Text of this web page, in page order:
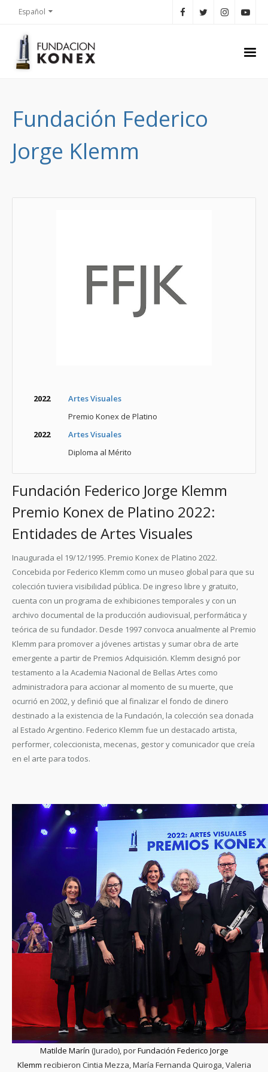
Español
Fundación Federico
Jorge Klemm
2022
Artes Visuales
Premio Konex de Platino
2022
Artes Visuales
Diploma al Mérito
Fundación Federico Jorge Klemm
Premio Konex de Platino 2022:
Entidades de Artes Visuales
Inaugurada el 19/12/1995. Premio Konex de Platino 2022.
Concebida por Federico Klemm como un museo global para que su
colección tuviera visibilidad pública. De ingreso libre y gratuito,
cuenta con un programa de exhibiciones temporales y con un
archivo documental de la producción audiovisual, performática y
teórica de su fundador. Desde 1997 convoca anualmente al Premio
Klemm para promover a jóvenes artistas y sumar obra de arte
emergente a partir de Premios Adquisición. Klemm designó por
testamento a la Academia Nacional de Bellas Artes como
administradora para accionar al momento de su muerte, que
ocurrió en 2002, y definió que al finalizar el fondo de dinero
destinado a la existencia de la Fundación, la colección sea donada
al Estado Argentino. Federico Klemm fue un destacado artista,
performer, coleccionista, mecenas, gestor y comunicador que creía
en el arte para todos.
Matilde Marín (Jurado), porFundación Federico Jorge
Klemm recibieron Cintia Mezza, María Fernanda Quiroga, Valeria